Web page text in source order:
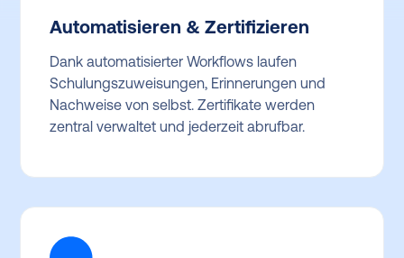
Automatisieren & Zertifizieren
Dank automatisierter Workflows laufen
Schulungszuweisungen, Erinnerungen und
Nachweise von selbst. Zertifikate werden
zentral verwaltet und jederzeit abrufbar.